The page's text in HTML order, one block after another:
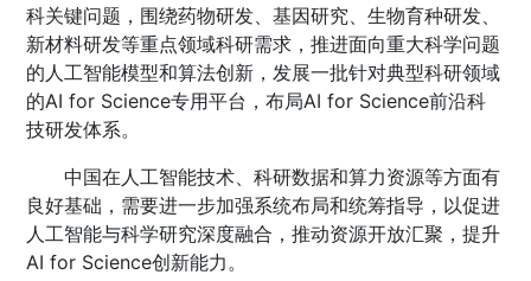
科关键问题，围绕药物研发、基因研究、生物育种研发、
新材料研发等重点领域科研需求，推进面向重大科学问题
的人工智能模型和算法创新，发展一批针对典型科研领域
的AI for Science专用平台，布局AI for Science前沿科
技研发体系。
中国在人工智能技术、科研数据和算力资源等方面有
良好基础，需要进一步加强系统布局和统筹指导，以促进
人工智能与科学研究深度融合，推动资源开放汇聚，提升
AI for Science创新能力。